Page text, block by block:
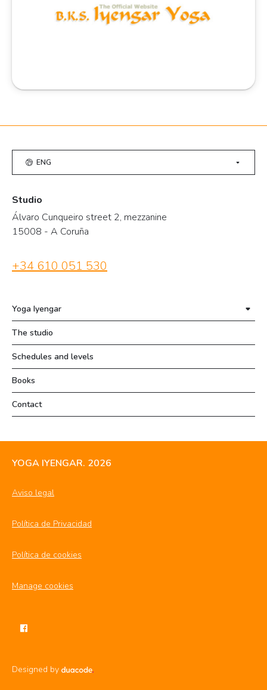
Studio
Álvaro Cunqueiro street 2, mezzanine
15008 - A Coruña
+34 610 051 530
Yoga Iyengar
The studio
Schedules and levels
Books
Contact
ENG
YOGA IYENGAR. 2026
Aviso legal
Política de Privacidad
Política de cookies
Manage cookies
Designed by